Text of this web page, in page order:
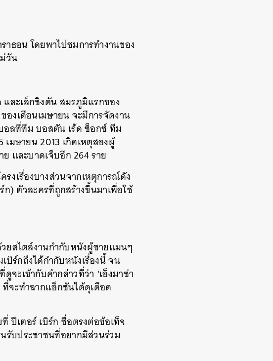
าธอน โดยพาไปชมการทำงานของ
วัน
ละเล็กซิงตัน สมรภูมิแรกของ
งเดือนเมษายน จะมีการจัดงาน
อลที่ทีม บอสตัน เร้ด ซ็อกซ์ ทีม
มษายน 2013 เกิดเหตุสองผู้
และบาดเจ็บอีก 264 ราย
งเรื่องบางส่วนจากเหตุการณ์ดัง
ก) ตัวละครที่ถูกสร้างขึ้นมาเพื่อใช้
วยสไตล์งานกำกับหนังผู้ชายแมนๆ
บิร์กถึงได้กำกับหนังเรื่องนี้ จน
จะเข้ากับคำกล่าวที่ว่า ‘เอ็งมาซ่า
ที่จะทำฉากแอ็กชันได้ดุเดือด
ปีเตอร์ เบิร์ก ซื่อตรงต่อข้อเท็จ
รับประชาชนที่อยากมีส่วนร่วม